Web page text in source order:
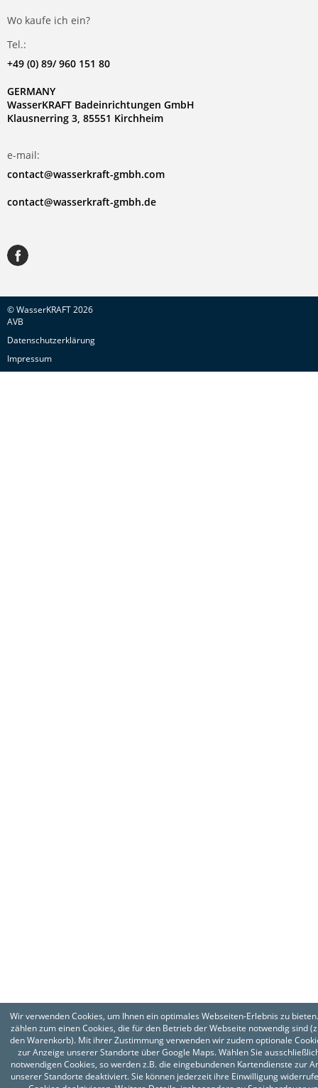
Wir verwenden Cookies, um Ihnen ein optimales Webseiten-Erlebnis zu
zählen zum einen Cookies, die für den Betrieb der Webseite notwendig sind
den Warenkorb). Mit ihrer Zustimmung verwenden wir zudem optionale
zur Anzeige unserer Standorte über Google Maps. Wählen Sie
notwendigen Cookies, so werden z.B. die eingebundenen Kartendienste zur
unserer Standorte deaktiviert. Sie können jederzeit ihre Einwilligung
Wo kaufe ich ein?
Tel.:
+49 (0) 89/ 960 151 80
GERMANY
WasserKRAFT Badeinrichtungen GmbH
Klausnerring 3, 85551 Kirchheim
e-mail:
contact@wasserkraft-gmbh.com
contact@wasserkraft-gmbh.de
© WasserKRAFT 2026
AVB
Datenschutzerklärung
Impressum